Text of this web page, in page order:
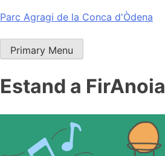
Skip
content
Parc Agragi de la Conca d'Òdena
Primary Menu
Estand a FirAnoia